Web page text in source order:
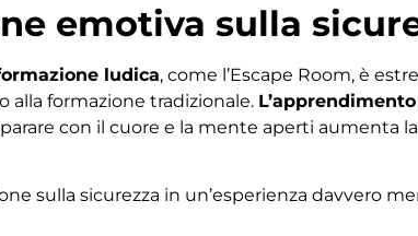
emotiva sulla
ludica, come l’Escape Room, è
alla formazione tradizionale.
con il cuore e la mente aperti aumenta
sulla sicurezza in un’esperienza davvero